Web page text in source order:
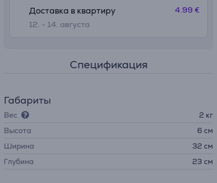
Доставка в квартиру
12. - 14. августа
4.99 €
Спецификация
Габариты
Вес
2 кг
Высота
6 см
Ширина
32 см
Глубина
23 см